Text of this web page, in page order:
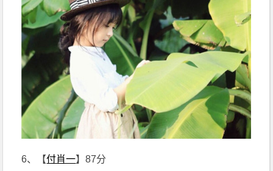
6、【付肖一】87分